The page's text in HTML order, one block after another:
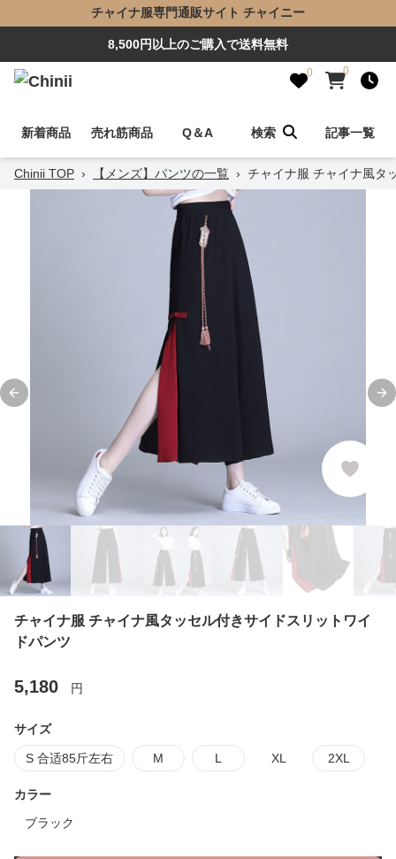
チャイナ服専門通販サイト チャイニー
8,500円以上のご購入で送料無料
0 0
新着商品 売れ筋商品 Q＆A 検索 記事一覧
Chinii TOP › 【メンズ】パンツの一覧 › チャイナ服 チャイナ風タ
Previous slide
チャイナ服 チャイナ風タッセル付きサイドスリットワイ
ドパンツ
5,180 円
サイズ
S 合适85斤左右 M L XL 2XL
カラー
ブラック